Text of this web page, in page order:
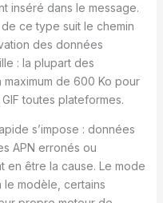
inséré dans le message.
ce type suit le chemin
des données
: la plupart des
de 600 Ko pour
toutes plateformes.
s’impose : données
APN erronés ou
être la cause. Le mode
le modèle, certains